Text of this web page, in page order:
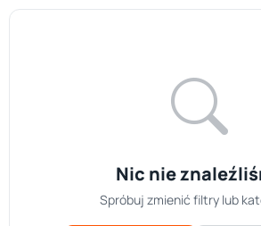
Nic nie
Spróbuj zmienić filtry lub